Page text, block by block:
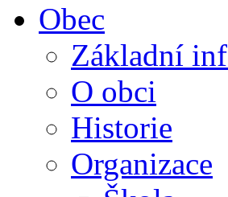
Obec
Základní
O obci
Historie
Organizace